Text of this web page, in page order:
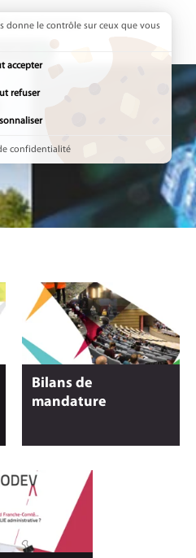
active :
travaux
Bilans de
mandature
donne le contrôle sur ceux que vous
accepter
refuser
confidentialité